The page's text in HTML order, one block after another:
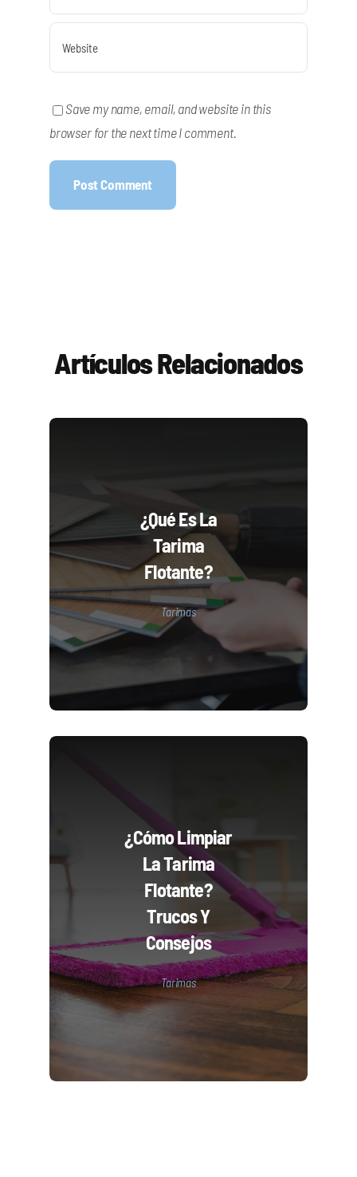
Save my name, email, and website in this
browser for the next time I comment.
Artículos Relacionados
¿Qué Es La
Tarima
Flotante?
Tarimas
¿Cómo Limpiar
La Tarima
Flotante?
Trucos Y
Consejos
Tarimas